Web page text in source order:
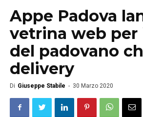
Appe Padova
vetrina web per
del padovano
delivery
Di Giuseppe Stabile - 30 Marzo 2020